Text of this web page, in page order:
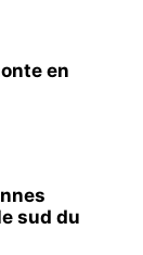
en
sud du